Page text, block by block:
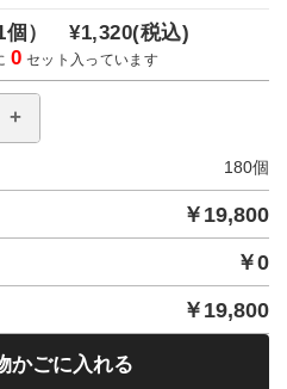
1個）¥1,320(税込)
0 セット入っています
180個
￥ 19,800
￥0
￥ 19,800
かごに入れる